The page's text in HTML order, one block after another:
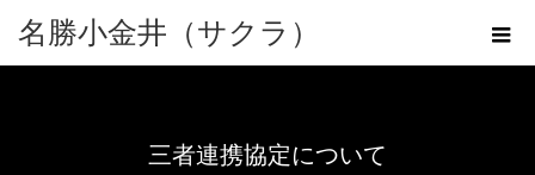
名勝小金井（サクラ）
三者連携協定について